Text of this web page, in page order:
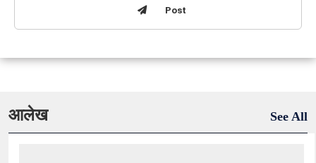
Post
आलेख See All